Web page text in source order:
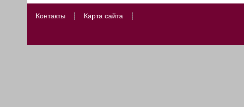
Контакты Карта сайта